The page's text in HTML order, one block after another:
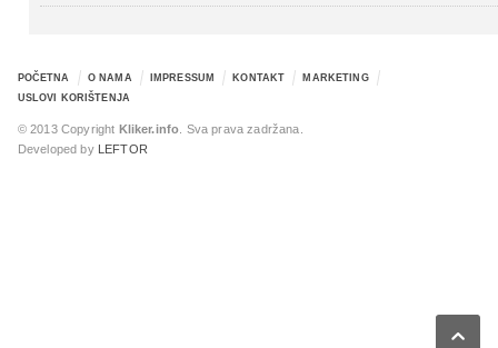
POČETNA O NAMA IMPRESSUM KONTAKT
MARKETING
USLOVI KORIŠTENJA
© 2013 Copyright Kliker.info . Sva prava zadržana.
Developed by
LEFTOR
